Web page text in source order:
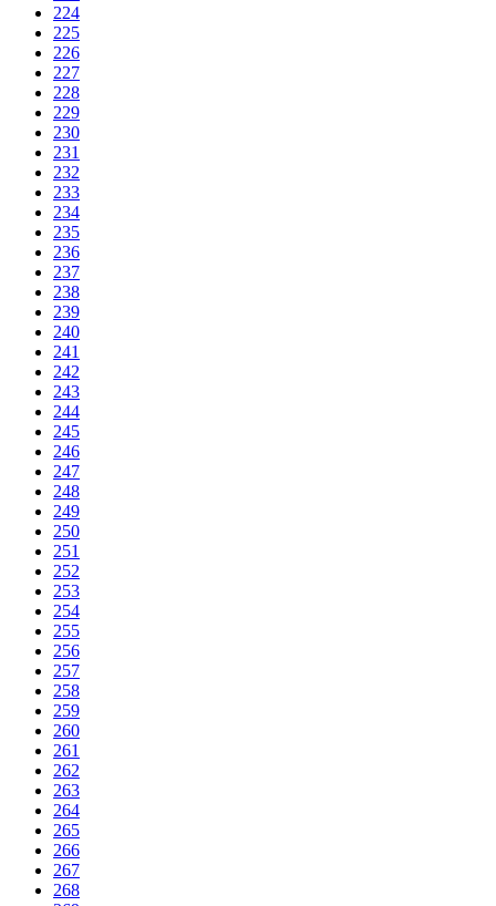
224
225
226
227
228
229
230
231
232
233
234
235
236
237
238
239
240
241
242
243
244
245
246
247
248
249
250
251
252
253
254
255
256
257
258
259
260
261
262
263
264
265
266
267
268